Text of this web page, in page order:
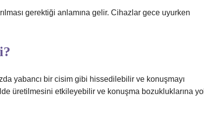
gerektiği anlamına gelir. Cihazlar gece uyurken
yabancı bir cisim gibi hissedilebilir ve konuşmayı
üretilmesini etkileyebilir ve konuşma bozukluklarına yol